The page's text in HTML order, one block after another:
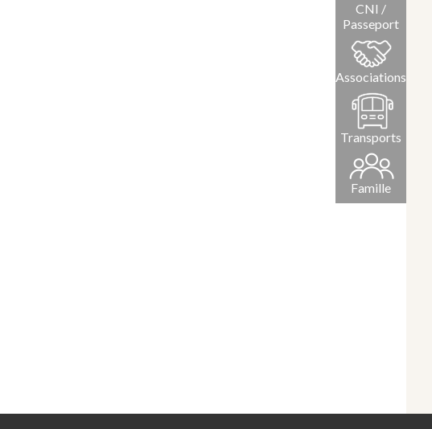
CNI /
Passeport
Associations
Transports
Famille